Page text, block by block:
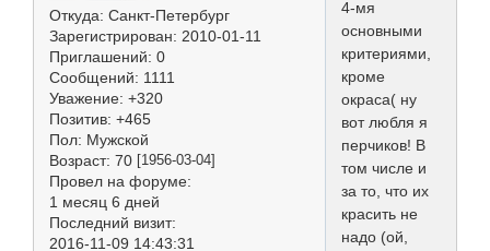
Откуда: Санкт-Петербург
Зарегистрирован: 2010-01-11
Приглашений: 0
Сообщений: 1111
Уважение: +320
Позитив: +465
Пол: Мужской
Возраст: 70 [1956-03-04]
Провел на форуме:
1 месяц 6 дней
Последний визит:
2016-11-09 14:43:31
4-мя
основными
критериями,
кроме
окраса( ну
вот любля я
перчиков! В
том числе и
за то, что их
красить не
надо (ой,